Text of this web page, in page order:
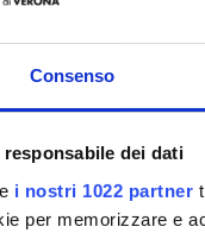
Consenso
responsabile dei dati
i nostri 1022 partner
per memorizzare e